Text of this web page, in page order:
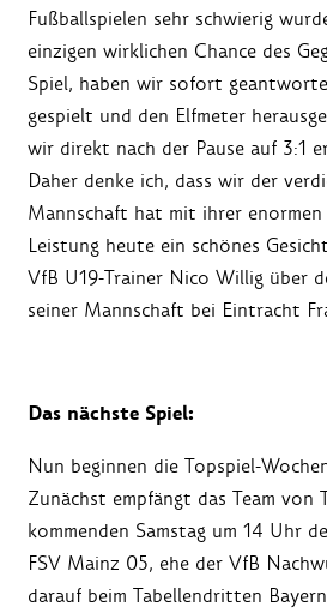
Fußballspielen sehr schwierig
einzigen wirklichen Chance des
Spiel, haben wir sofort
gespielt und den Elfmeter
wir direkt nach der Pause auf 3:1
Daher denke ich, dass wir der
Mannschaft hat mit ihrer enormen
Leistung heute ein schönes
VfB U19-Trainer Nico Willig über
seiner Mannschaft bei Eintracht
Das nächste Spiel:
Nun beginnen die Topspiel-
Zunächst empfängt das Team von
kommenden Samstag um 14 Uhr
FSV Mainz 05, ehe der VfB
darauf beim Tabellendritten